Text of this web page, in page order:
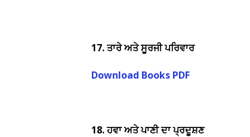
17.ਤਾਰੇ ਅਤੇ ਸੂਰਜੀ ਪਰਿਵਾਰ
Download Books PDF
18.ਹਵਾ ਅਤੇ ਪਾਣੀ ਦਾ ਪ੍ਰਦੂਸ਼ਣ